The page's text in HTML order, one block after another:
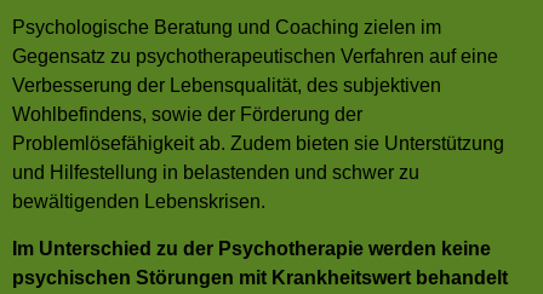
Psychologische Beratung und Coaching zielen im
Gegensatz zu psychotherapeutischen Verfahren auf eine
Verbesserung der Lebensqualität, des subjektiven
Wohlbefindens, sowie der Förderung der
Problemlösefähigkeit ab. Zudem bieten sie Unterstützung
und Hilfestellung in belastenden und schwer zu
bewältigenden Lebenskrisen.
Im Unterschied zu der Psychotherapie werden keine
psychischen Störungen mit Krankheitswert behandelt